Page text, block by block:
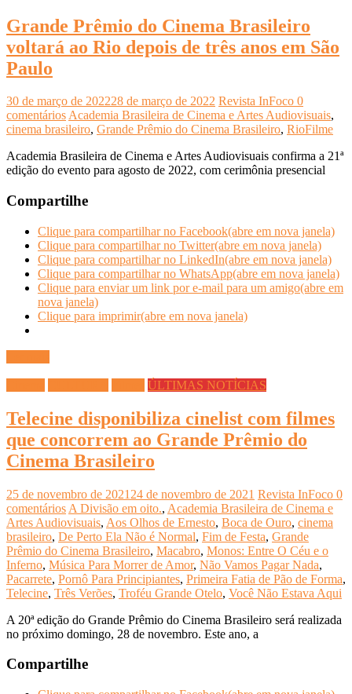
Grande Prêmio do Cinema Brasileiro
voltará ao Rio depois de três anos em São
Paulo
30 de março de 202228 de março de 2022 Revista InFoco 0
comentáriosAcademia Brasileira de Cinema e Artes Audiovisuais,
cinema brasileiro, Grande Prêmio do Cinema Brasileiro, RioFilme
Academia Brasileira de Cinema e Artes Audiovisuais confirma a 21ª
edição do evento para agosto de 2022, com cerimônia presencial
Compartilhe
Clique para compartilhar no Facebook(abre em nova janela)
Clique para compartilhar no Twitter(abre em nova janela)
Clique para compartilhar no LinkedIn(abre em nova janela)
Clique para compartilhar no WhatsApp(abre em nova janela)
Clique para enviar um link por e-mail para um amigo(abre em
nova janela)
Clique para imprimir(abre em nova janela)
ÚLTIMAS NOTÍCIAS
Telecine disponibiliza cinelist com filmes
que concorrem ao Grande Prêmio do
Cinema Brasileiro
25 de novembro de 2021 24 de novembro de 2021 Revista InFoco 0
comentários A Divisão em oito., Academia Brasileira de Cinema e
Artes Audiovisuais, Aos Olhos de Ernesto, Boca de Ouro, cinema
brasileiro, De Perto Ela Não é Normal, Fim de Festa, Grande
Prêmio do Cinema Brasileiro, Macabro, Monos: Entre O Céu e o
Inferno, Música Para Morrer de Amor, Não Vamos Pagar Nada,
Pacarrete, Pornô Para Principiantes, Primeira Fatia de Pão de Forma,
Telecine, Três Verões, Troféu Grande Otelo, Você Não Estava Aqui
A 20ª edição do Grande Prêmio do Cinema Brasileiro será realizada
no próximo domingo, 28 de novembro. Este ano, a
Compartilhe